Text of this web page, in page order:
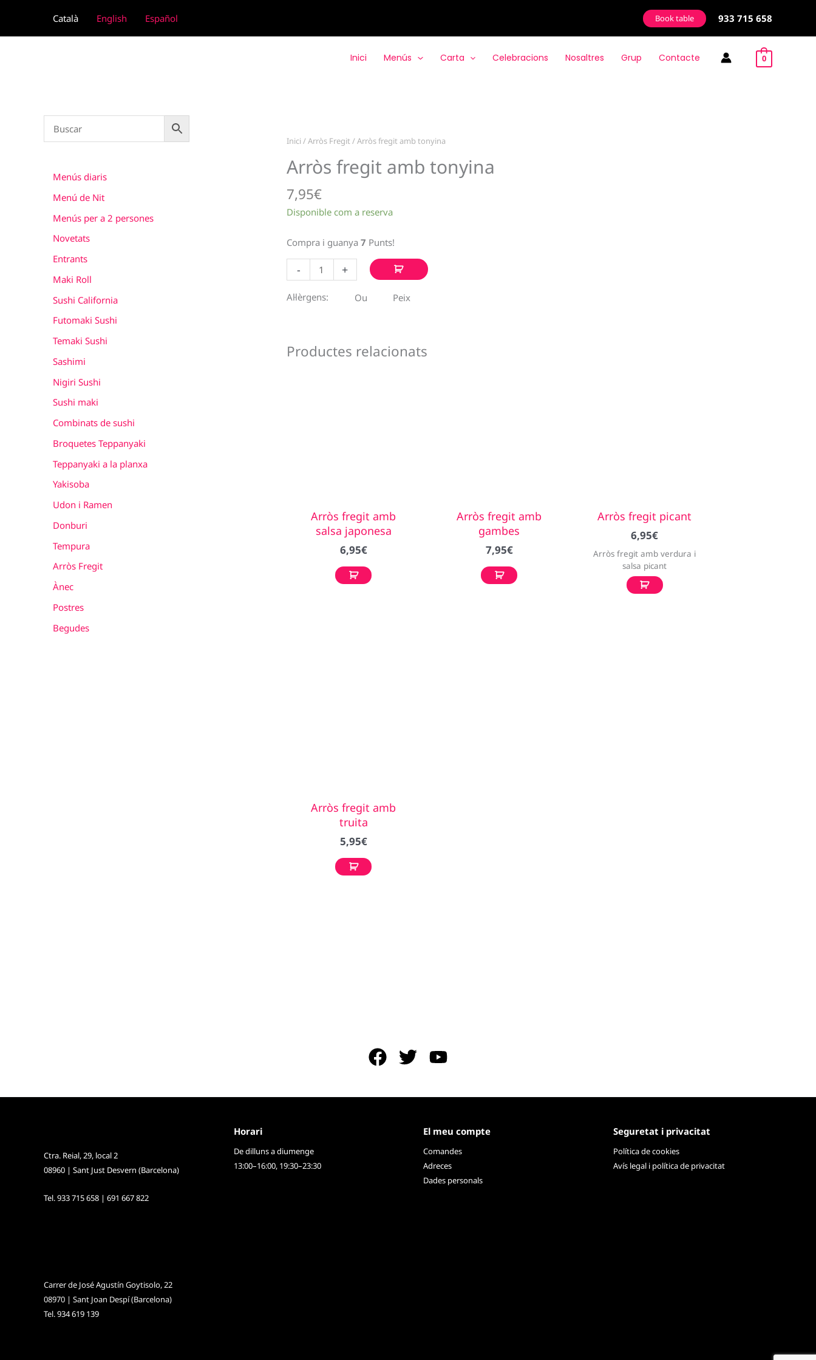
contingut
Català English Español Book table 933 715 658
Inici Menús Carta Celebracions Nosaltres Grup Contacte 0
Menús diaris
Menú de Nit
Menús per a 2 persones
Novetats
Entrants
Maki Roll
Sushi California
Futomaki Sushi
Temaki Sushi
Sashimi
Nigiri Sushi
Sushi maki
Combinats de sushi
Broquetes Teppanyaki
Teppanyaki a la planxa
Yakisoba
Udon i Ramen
Donburi
Tempura
Arròs Fregit
Ànec
Postres
Begudes
Inici /Arròs Fregit/ Arròs fregit amb tonyina
Arròs fregit amb tonyina
7,95€
Disponible com a reserva
Compra i guanya7 Punts!
-
quantitat
de
Arròs
+
Al·lèrgens: Ou Peix
Productes relacionats
Arròs fregit amb
salsa japonesa
6,95€
Arròs fregit amb
gambes
7,95€
Arròs fregit picant
6,95€
Arròs fregit amb verdura i
salsa picant
Arròs fregit amb
truita
5,95€
Ctra. Reial, 29, local 2
08960 | Sant Just Desvern (Barcelona)
Tel.933 715 658 | 691 667 822
Carrer de José Agustín Goytisolo, 22
08970 | Sant Joan Despí (Barcelona)
Tel.934 619 139
Horari
De dilluns a diumenge
13:00–16:00, 19:30–23:30
El meu compte
Comandes
Adreces
Dades personals
Seguretat i privacitat
Política de cookies
Avís legal i política de privacitat